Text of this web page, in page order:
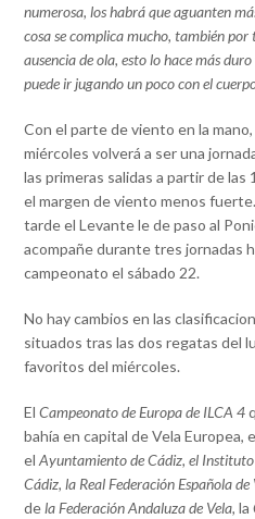
numerosa, los habrá que aguanten
cosa se complica mucho, también por
ausencia de ola, esto lo hace más
puede ir jugando un poco con el
Con el parte de viento en la
miércoles volverá a ser una
las primeras salidas a partir de
el margen de viento menos
tarde el Levante le de paso al
acompañe durante tres jornadas
campeonato el sábado 22.
No hay cambios en las
situados tras las dos regatas del
favoritos del miércoles.
ElCampeonato de Europa de ILCA 4
bahía en capital de Vela Europea,
elAyuntamiento de Cádiz,el
Cádiz,la Real Federación Española de
dela Federación Andaluza de Vela,la